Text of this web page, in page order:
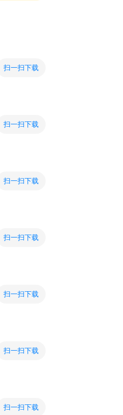
扫一扫下载
扫一扫下载
扫一扫下载
扫一扫下载
扫一扫下载
扫一扫下载
扫一扫下载